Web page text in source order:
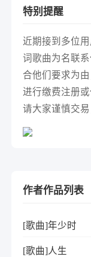
特别提醒
近期接到多位
词歌曲为名联
合他们要求为
进行缴费注册
请大家谨慎交
作者作品列表
[歌曲]年少时
[歌曲]人生